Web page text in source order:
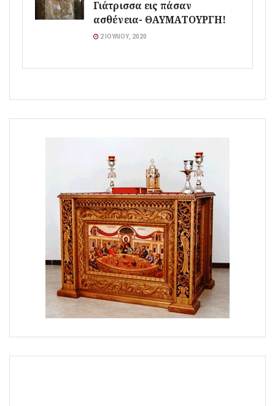
Γιάτρισσα εις πάσαν
ασθένεια- ΘΑΥΜΑΤΟΥΡΓΗ!
2 ΙΟΥΛΊΟΥ, 2020